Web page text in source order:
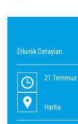
Etkinlik Detayları
21
Harita